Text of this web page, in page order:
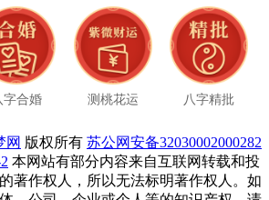
字合婚 测桃花运 八字精批
网 版权所有 苏公网安备32030002000282
本网站有部分内容来自互联网转载和投
著作权人，所以无法标明著作权人。如